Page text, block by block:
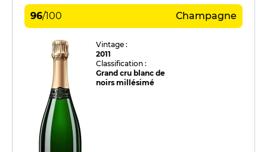
96/100 Champagne
Vintage :
2011
Classification :
Grand cru blanc de
noirs millésimé